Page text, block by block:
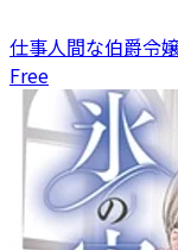
仕事人間な伯爵令
Free